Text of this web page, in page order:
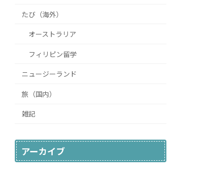
たび（海外）
オーストラリア
フィリピン留学
ニュージーランド
旅（国内）
雑記
アーカイブ